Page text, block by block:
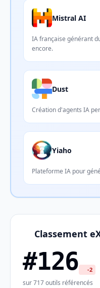
Mistral AI
IA française générant
encore.
Dust
Création d'agents IA
Yiaho
Plateforme IA pour
Classement
#126 -2
sur 717 outils référencés